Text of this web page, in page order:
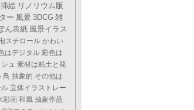
挿絵 リノリウム版
ー 風景 3DCG 雑
ん表紙 風景イラス
スチロール かわい
はデジタル 彩色は
ュ 素材は粘土と発
鳥 抽象的 その他は
立体イラストレー
彩画 和風 抽象作品